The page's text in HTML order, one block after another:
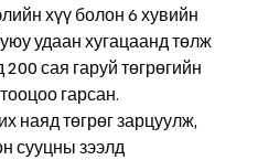
хүү болон 6 хувийн
удаан хугацаанд төлж
200 сая гаруй төгрөгийн
гарсан.
наяд төгрөг зарцуулж,
сууцны зээлд